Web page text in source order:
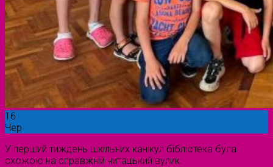
16
Чер
У перший тиждень шкільних канікул бібліотека була
схожою на справжній читацький вулик.